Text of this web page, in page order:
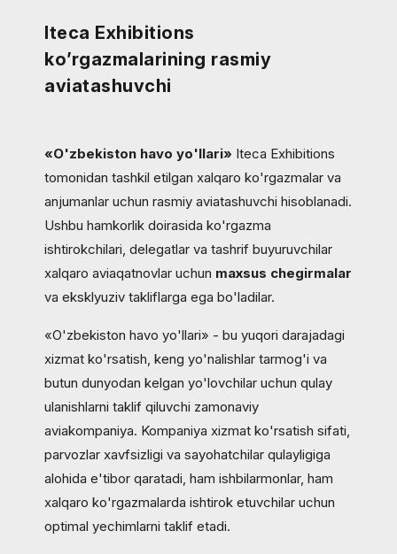
Iteca Exhibitions
ko’rgazmalarining rasmiy
aviatashuvchi
«O'zbekiston havo yo'llari» Iteca Exhibitions
tomonidan tashkil etilgan xalqaro ko'rgazmalar va
anjumanlar uchun rasmiy aviatashuvchi hisoblanadi.
Ushbu hamkorlik doirasida ko'rgazma
ishtirokchilari, delegatlar va tashrif buyuruvchilar
xalqaro aviaqatnovlar uchun maxsus chegirmalar
va eksklyuziv takliflarga ega bo'ladilar.
«O'zbekiston havo yo'llari» - bu yuqori darajadagi
xizmat ko'rsatish, keng yo'nalishlar tarmog'i va
butun dunyodan kelgan yo'lovchilar uchun qulay
ulanishlarni taklif qiluvchi zamonaviy
aviakompaniya. Kompaniya xizmat ko'rsatish sifati,
parvozlar xavfsizligi va sayohatchilar qulayligiga
alohida e'tibor qaratadi, ham ishbilarmonlar, ham
xalqaro ko'rgazmalarda ishtirok etuvchilar uchun
optimal yechimlarni taklif etadi.